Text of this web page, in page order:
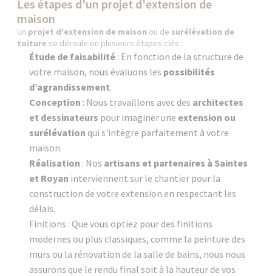
Les étapes d'un projet d'extension de
maison
Un projet d'extension de maison ou de surélévation de
toiture se déroule en plusieurs étapes clés :
Étude de faisabilité : En fonction de la structure de
votre maison, nous évaluons les possibilités
d’agrandissement.
Conception : Nous travaillons avec des architectes
et dessinateurs pour imaginer une extension ou
surélévation qui s'intègre parfaitement à votre
maison.
Réalisation : Nos artisans et partenaires à Saintes
et Royan interviennent sur le chantier pour la
construction de votre extension en respectant les
délais.
Finitions : Que vous optiez pour des finitions
modernes ou plus classiques, comme la peinture des
murs ou la rénovation de la salle de bains, nous nous
assurons que le rendu final soit à la hauteur de vos